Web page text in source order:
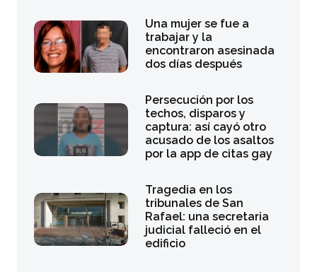
Una mujer se fue a
trabajar y la
encontraron asesinada
dos días después
Persecución por los
techos, disparos y
captura: así cayó otro
acusado de los asaltos
por la app de citas gay
Tragedia en los
tribunales de San
Rafael: una secretaria
judicial falleció en el
edificio